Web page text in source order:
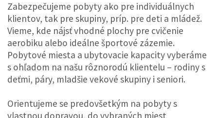
Zabezpečujeme pobyty ako pre individuálnych
klientov, tak pre skupiny, príp. pre deti a mládež.
Vieme, kde nájsť vhodné plochy pre cvičenie
aerobiku alebo ideálne športové zázemie.
Pobytové miesta a ubytovacie kapacity vyberáme
s ohľadom na našu rôznorodú klientelu – rodiny s
deťmi, páry, mladšie vekové skupiny i seniori.
Orientujeme se predovšetkým na pobyty s
vlastnou dopravou, do vybraných miest